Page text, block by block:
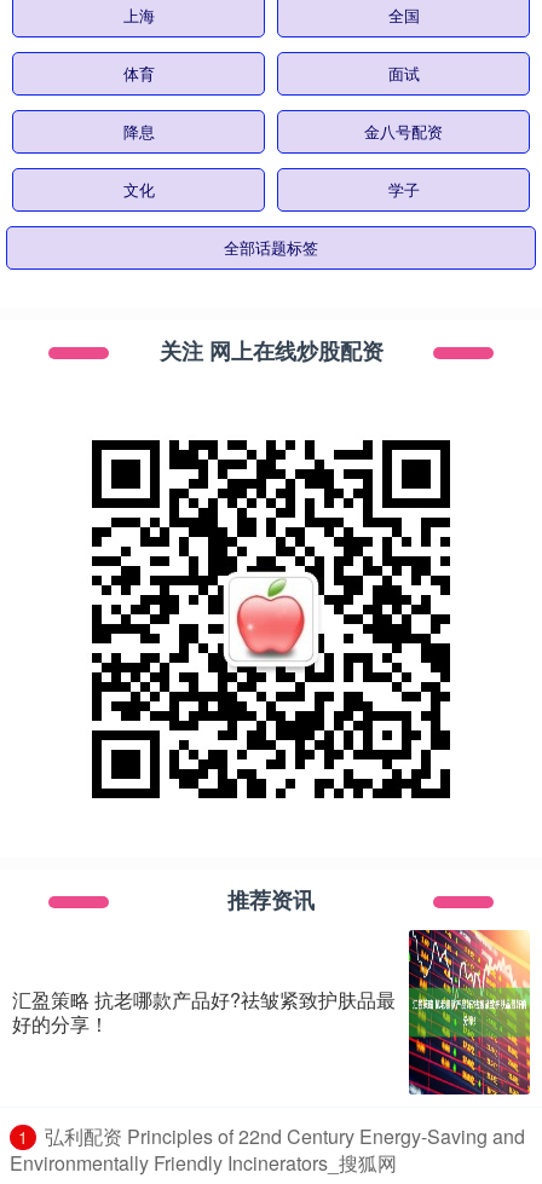
上海 全国
体育 面试
降息 金八号配资
文化 学子
全部话题标签
关注 网上在线炒股配资
推荐资讯
汇盈策略 抗老哪款产品好?祛皱紧致护肤品最
好的分享！
1
​弘利配资 Principles of 22nd Century Energy-Saving and
Environmentally Friendly Incinerators_搜狐网